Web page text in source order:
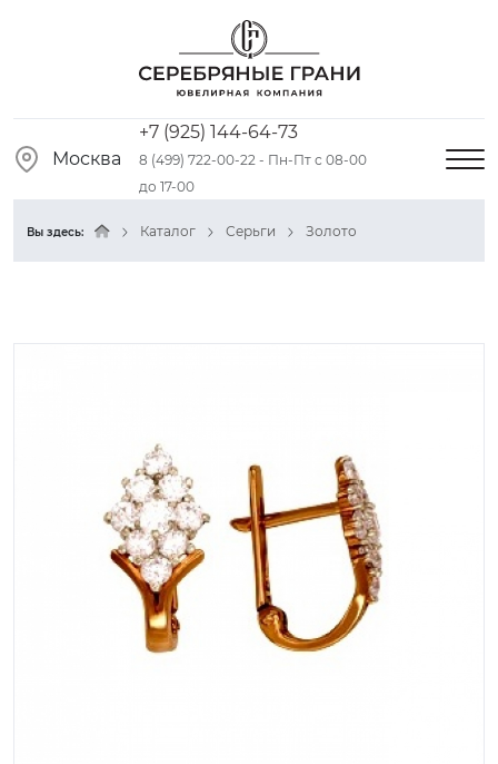
Москва
+7 (925) 144-64-73
8 (499) 722-00-22 - Пн-Пт с 08-00
до 17-00
Вы здесь: Каталог Серьги Золото